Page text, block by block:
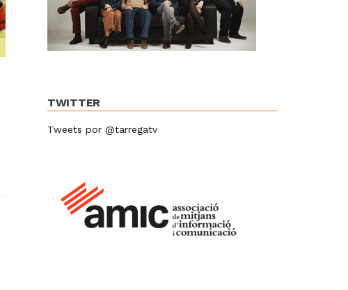
TWITTER
Tweets por @tarregatv